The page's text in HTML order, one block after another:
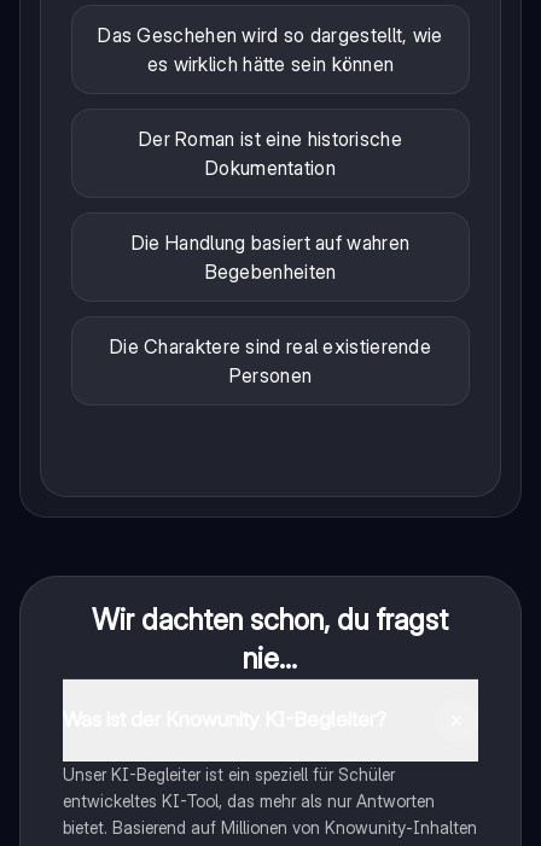
Das Geschehen wird so dargestellt, wie
es wirklich hätte sein können
Der Roman ist eine historische
Dokumentation
Die Handlung basiert auf wahren
Begebenheiten
Die Charaktere sind real existierende
Personen
Wir dachten schon, du fragst
nie...
Unser KI-Begleiter ist ein speziell für Schüler
entwickeltes KI-Tool, das mehr als nur Antworten
bietet. Basierend auf Millionen von Knowunity-Inhalten